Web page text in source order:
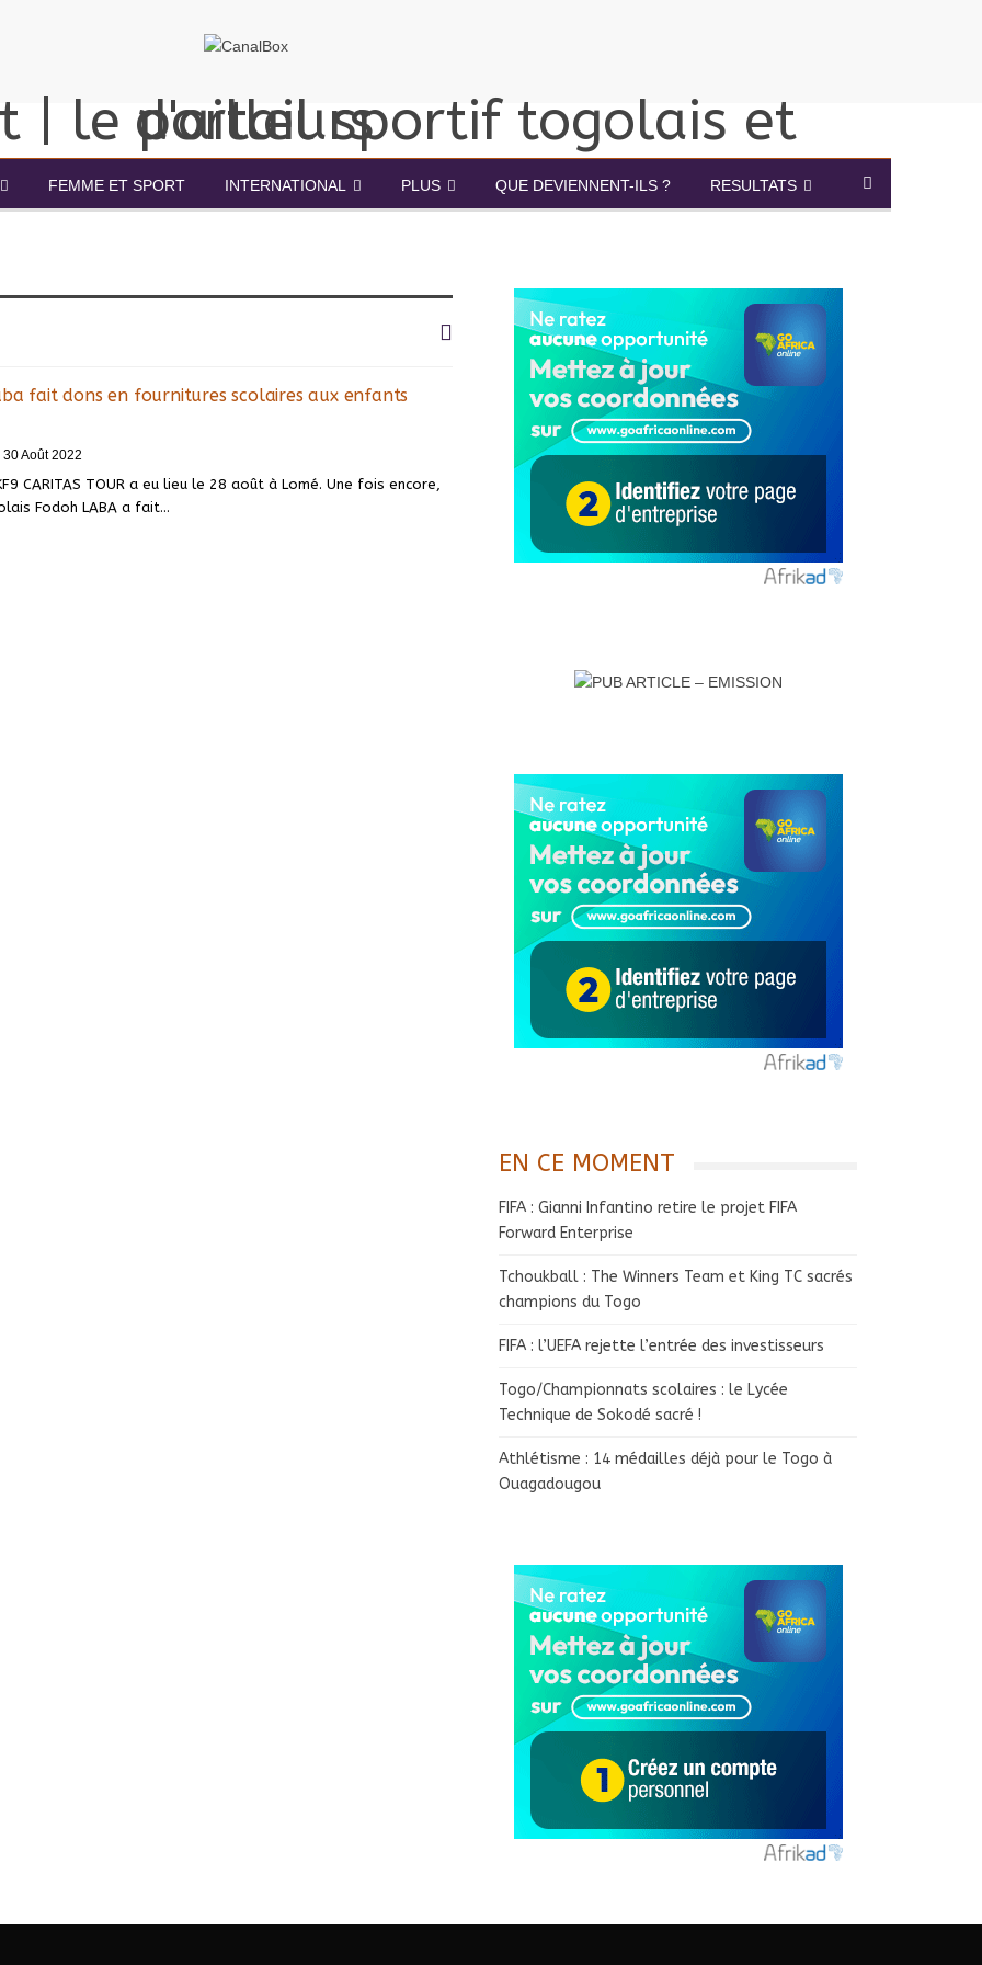
FEMME ET SPORT INTERNATIONAL PLUS QUE DEVIENNENT-ILS ? RESULTATS
fait dons en fournitures scolaires aux enfants
30 Août 2022
CARITAS TOUR a eu lieu le 28 août à Lomé. Une fois encore,
Fodoh LABA a fait…
EN CE MOMENT
FIFA : Gianni Infantino retire le projet FIFA
Forward Enterprise
Tchoukball : The Winners Team et King TC sacrés
champions du Togo
FIFA : l’UEFA rejette l’entrée des investisseurs
Togo/Championnats scolaires : le Lycée
Technique de Sokodé sacré !
Athlétisme : 14 médailles déjà pour le Togo à
Ouagadougou